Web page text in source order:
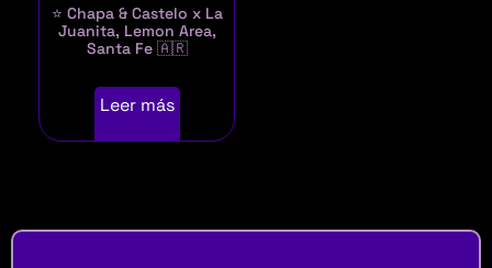
⭐ Chapa & Castelo x La
Juanita, Lemon Area,
Santa Fe 🇦🇷
Leer más